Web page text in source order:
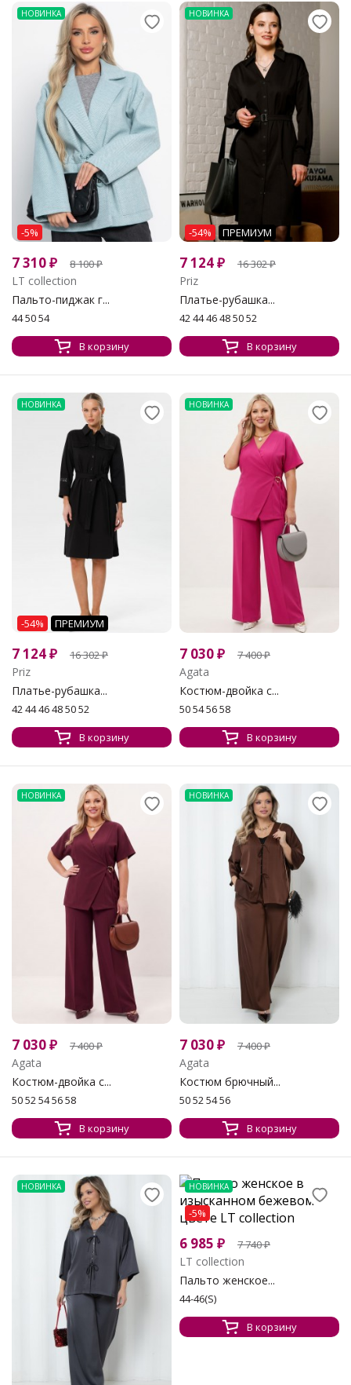
НОВИНКА
-5%
7 310₽ 8 100₽
LT collection
Пальто-пиджак г...
44 50 54
В корзину
НОВИНКА
-54% ПРЕМИУМ
7 124₽ 16 302₽
Priz
Платье-рубашка...
42 44 46 48 50 52
В корзину
НОВИНКА
-54% ПРЕМИУМ
7 124₽ 16 302₽
Priz
Платье-рубашка...
42 44 46 48 50 52
В корзину
НОВИНКА
7 030₽ 7 400₽
Agata
Костюм-двойка с...
50 54 56 58
В корзину
НОВИНКА
7 030₽ 7 400₽
Agata
Костюм-двойка с...
50 52 54 56 58
В корзину
НОВИНКА
7 030₽ 7 400₽
Agata
Костюм брючный...
50 52 54 56
В корзину
НОВИНКА НОВИНКА
-5%
6 985 ₽ 7 740₽
LT collection
Пальто женское...
44-46(S)
В корзину